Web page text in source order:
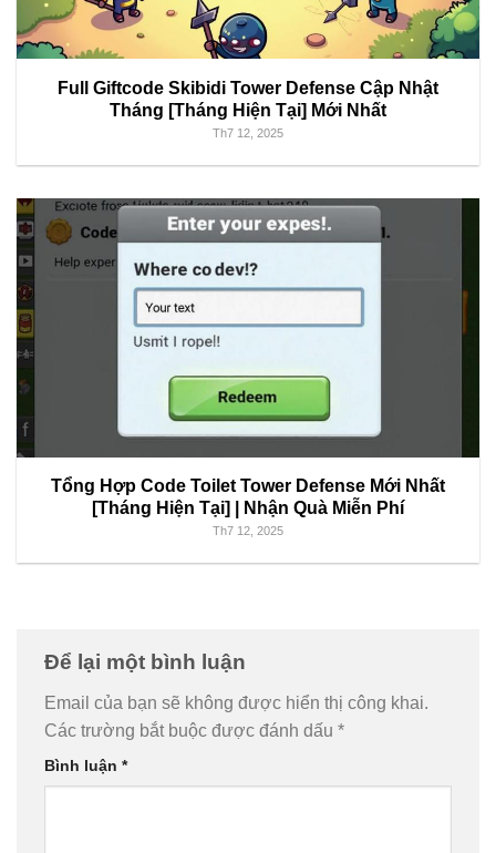
Full Giftcode Skibidi Tower Defense Cập Nhật
Tháng [Tháng Hiện Tại] Mới Nhất
Th7 12, 2025
Tổng Hợp Code Toilet Tower Defense Mới Nhất
[Tháng Hiện Tại] | Nhận Quà Miễn Phí
Th7 12, 2025
Để lại một bình luận
Email của bạn sẽ không được hiển thị công khai.
Các trường bắt buộc được đánh dấu *
Bình luận *